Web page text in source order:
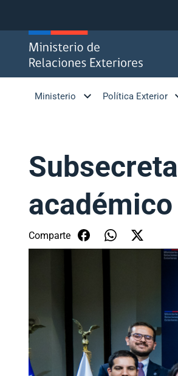
Ministerio Política Exterior
Comparte